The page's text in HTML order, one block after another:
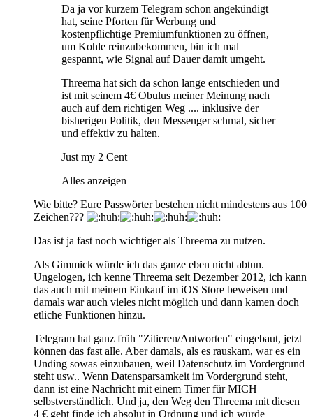
Da ja vor kurzem Telegram schon angekündigt
hat, seine Pforten für Werbung und
kostenpflichtige Premiumfunktionen zu öffnen,
um Kohle reinzubekommen, bin ich mal
gespannt, wie Signal auf Dauer damit umgeht.
Threema hat sich da schon lange entschieden und
ist mit seinem 4€ Obulus meiner Meinung nach
auch auf dem richtigen Weg .... inklusive der
bisherigen Politik, den Messenger schmal, sicher
und effektiv zu halten.
Just my 2 Cent
Alles anzeigen
Wie bitte? Eure Passwörter bestehen nicht mindestens aus 100
Zeichen???
Das ist ja fast noch wichtiger als Threema zu nutzen.
Als Gimmick würde ich das ganze eben nicht abtun.
Ungelogen, ich kenne Threema seit Dezember 2012, ich kann
das auch mit meinem Einkauf im iOS Store beweisen und
damals war auch vieles nicht möglich und dann kamen doch
etliche Funktionen hinzu.
Telegram hat ganz früh "Zitieren/Antworten" eingebaut, jetzt
können das fast alle. Aber damals, als es rauskam, war es ein
Unding sowas einzubauen, weil Datenschutz im Vordergrund
steht usw.. Wenn Datensparsamkeit im Vordergrund steht,
dann ist eine Nachricht mit einem Timer für MICH
selbstverständlich. Und ja, den Weg den Threema mit diesen
4 € geht finde ich absolut in Ordnung und ich würde